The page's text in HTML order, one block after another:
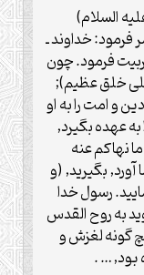
السلام)
خداوند ـ
فرمود. چون
خلق عظيم);
و امت را به او
عهده بگيرد,
نهاكم عنه
آورد, بگيريد, (و
رسول خدا
به روح القدس
گونه لغزش و
بود,… .